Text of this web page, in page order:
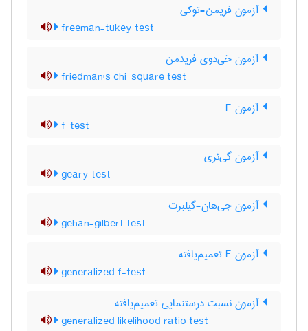
آزمون فریمن-توکی
freeman-tukey test
آزمون خی‌دوی فریدمن
friedman's chi-square test
آزمون F
f-test
آزمون گی‌ئری
geary test
آزمون جی‌هان-گیلبرت
gehan-gilbert test
آزمون F تعمیم‌یافته
generalized f-test
آزمون نسبت درستنمایی تعمیم‌یافته
generalized likelihood ratio test